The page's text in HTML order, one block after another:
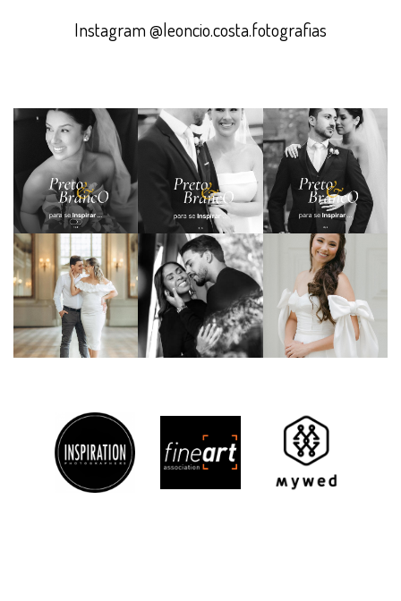
Instagram @leoncio.costa.fotografias